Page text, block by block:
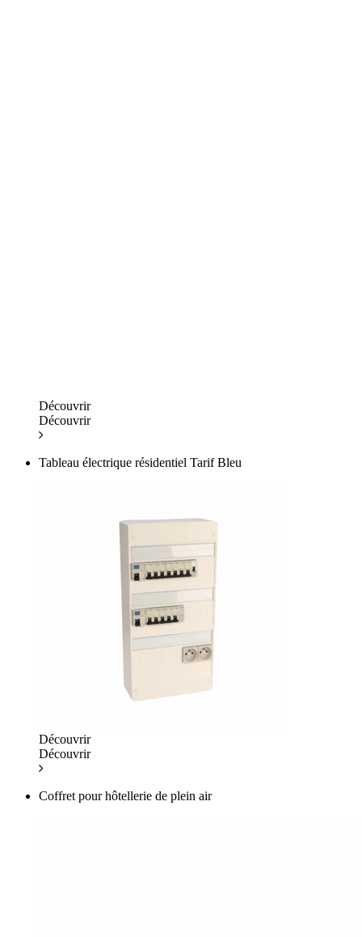
Découvrir
Découvrir
Tableau électrique résidentiel Tarif Bleu
Découvrir
Découvrir
Coffret pour hôtellerie de plein air